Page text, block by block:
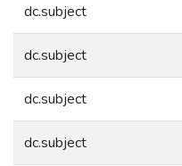
dc.subject
dc.subject
dc.subject
dc.subject